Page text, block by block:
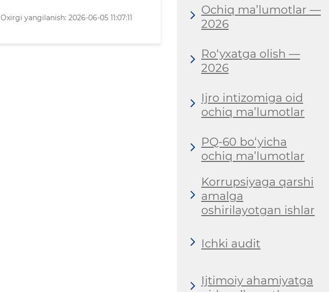
Oxirgi yangilanish: 2026-06-05 11:07:11
Ochiq ma’lumotlar —
2026
Ro‘yxatga olish —
2026
Ijro intizomiga oid
ochiq ma’lumotlar
PQ-60 bo‘yicha
ochiq ma’lumotlar
Korrupsiyaga qarshi
amalga
oshirilayotgan ishlar
Ichki audit
Ijtimoiy ahamiyatga